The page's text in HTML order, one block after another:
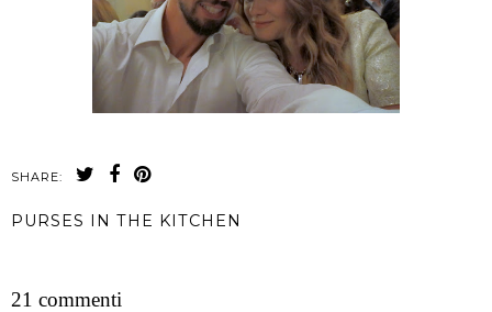
SHARE:
PURSES IN THE KITCHEN
21 commenti